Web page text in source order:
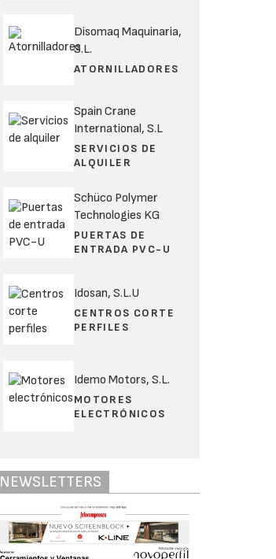
Disomaq Maquinaria,
S.L.
ATORNILLADORES
Spain Crane
International, S.L
SERVICIOS DE
ALQUILER
Schüco Polymer
Technologies KG
PUERTAS DE
ENTRADA PVC-U
Idosan, S.L.U
CENTROS CORTE
PERFILES
Idemo Motors, S.L.
MOTORES
ELECTRÓNICOS
NEWSLETTERS